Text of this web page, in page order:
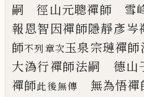
嗣 徑山元聰禪師 雪
報恩智因禪師隱靜彥岑
師不列章次玉泉宗璉禪師
大溈行禪師法嗣
德山
禪師此後無傳 無為悟